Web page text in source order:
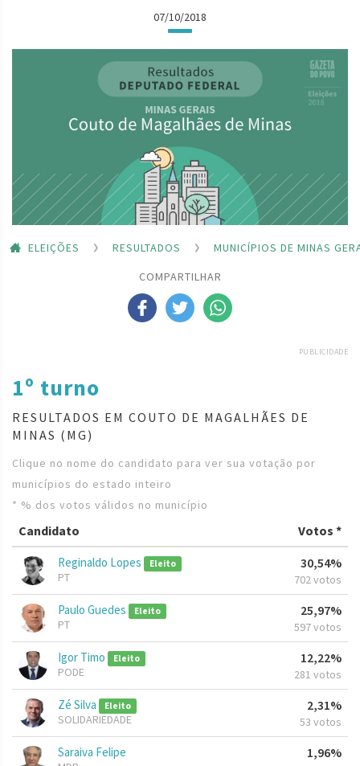
07/10/2018
ELEIÇÕES RESULTADOS
MUNICÍPIOS DE MINAS
COMPARTILHAR
PUBLICIDADE
1º turno
RESULTADOS EM COUTO DE MAGALHÃES DE
MINAS (MG)
Clique no nome do candidato para ver sua votação por
municípios do estado inteiro
* % dos votos válidos no município
Candidato Votos *
Reginaldo Lopes Eleito
PT
30,54%
702 votos
Paulo Guedes Eleito
PT
25,97%
597 votos
Igor Timo Eleito
PODE
12,22%
281 votos
Zé Silva Eleito
SOLIDARIEDADE
2,31%
53 votos
Saraiva Felipe 1,96%